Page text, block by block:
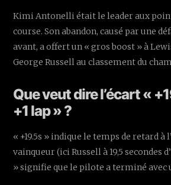
Kimi Antonelli était le leader aux
course. Son abandon, causé par une
avant, a offert un « gros boost » à
George Russell au classement du
Que veut dire l’écart «
+1 lap » ?
« +19.5s » indique le temps de retard à
vainqueur (ici Russell à 19,5 secondes
» signifie que le pilote a terminé avec